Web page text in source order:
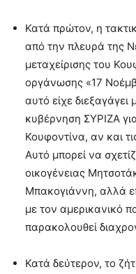
Κατά πρώτον, η
από την πλευρά της
μεταχείρισης του
οργάνωσης «17
αυτό είχε διεξαγάγει
κυβέρνηση ΣΥΡΙΖΑ
Κουφοντίνα, αν και
Αυτό μπορεί να
οικογένειας
Μπακογιάννη, αλλά
με τον αμερικανικό
παρακολουθεί
Κατά δεύτερον, το